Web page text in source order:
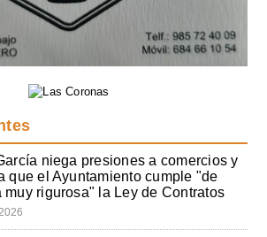
niega presiones a comercios y
que el Ayuntamiento cumple "de
muy rigurosa" la Ley de Contratos